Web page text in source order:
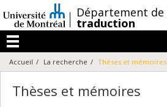
au
contenu
/Département de
traduction
Menu
Accueil La recherche Thèses et mémoires
Thèses et mémoires